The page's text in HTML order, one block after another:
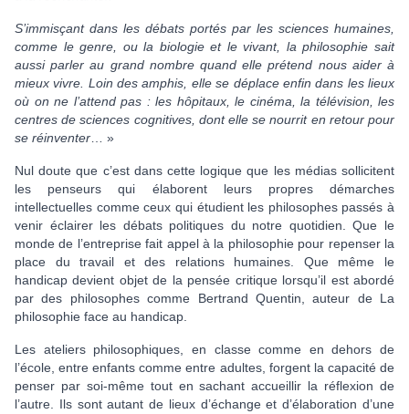
S’immisçant dans les débats portés par les sciences humaines,
comme le genre, ou la biologie et le vivant, la philosophie sait
aussi parler au grand nombre quand elle prétend nous aider à
mieux vivre. Loin des amphis, elle se déplace enfin dans les lieux
où on ne l’attend pas : les hôpitaux, le cinéma, la télévision, les
centres de sciences cognitives, dont elle se nourrit en retour pour
se réinventer … »
Nul doute que c’est dans cette logique que les médias sollicitent
les penseurs qui élaborent leurs propres démarches
intellectuelles comme ceux qui étudient les philosophes passés à
venir éclairer les débats politiques du notre quotidien. Que le
monde de l’entreprise fait appel à la philosophie pour repenser la
place du travail et des relations humaines. Que même le
handicap devient objet de la pensée critique lorsqu’il est abordé
par des philosophes comme Bertrand Quentin, auteur de La
philosophie face au handicap.
Les ateliers philosophiques, en classe comme en dehors de
l’école, entre enfants comme entre adultes, forgent la capacité de
penser par soi-même tout en sachant accueillir la réflexion de
l’autre. Ils sont autant de lieux d’échange et d’élaboration d’une